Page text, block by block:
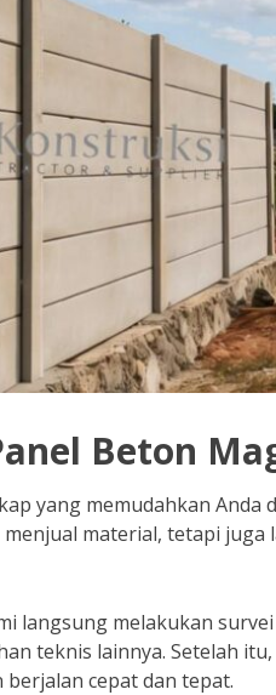
Beton
yang memudahkan Anda
menjual material, tetapi
langsung melakukan
teknis lainnya. Setelah
cepat dan tepat.